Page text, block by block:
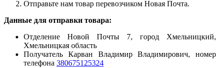
Отправьте нам товар перевозчиком Новая Почта.
Данные для отправки товара:
Отделение Новой Почты 7, город Хмельницкий,
Хмельницкая область
Получатель Карван Владимир Владимирович, номер
телефона 380675125324